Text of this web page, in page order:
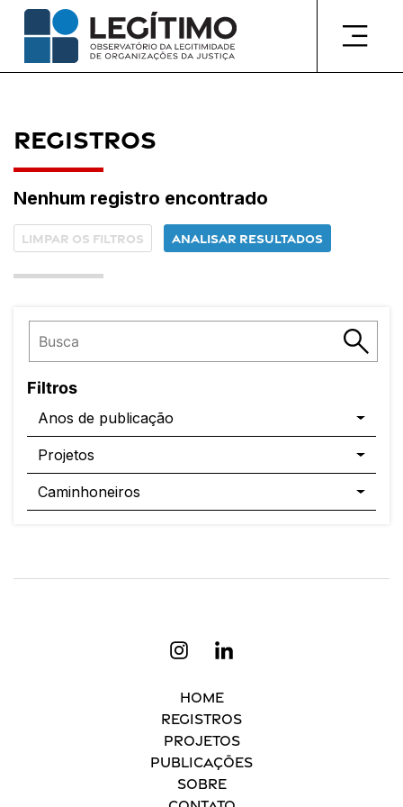
Pular
para
conteúdo
Registros
Nenhum registro encontrado
Limpar os filtros Analisar resultados
Filtros
Anos de publicação
Projetos
Caminhoneiros
Home
Registros
Projetos
Publicações
Sobre